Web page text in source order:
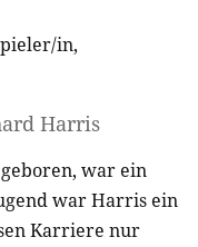
in,
Harris
war ein
war Harris ein
Karriere nur